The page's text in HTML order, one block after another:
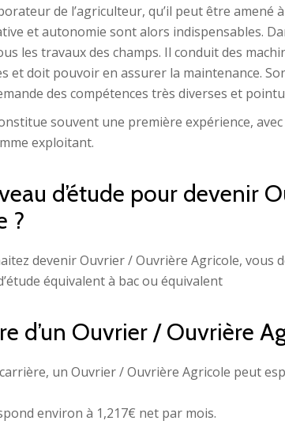
de l’agriculteur, qu’il peut être amené
et autonomie sont alors indispensables.
les travaux des champs. Il conduit des
et doit pouvoir en assurer la maintenance.
des compétences très diverses et
souvent une première expérience,
exploitant.
d’étude pour devenir
?
devenir Ouvrier / Ouvrière Agricole, vous
équivalent à bac ou équivalent
d’un Ouvrier / Ouvrière
un Ouvrier / Ouvrière Agricole peut
environ à 1,217€ net par mois.